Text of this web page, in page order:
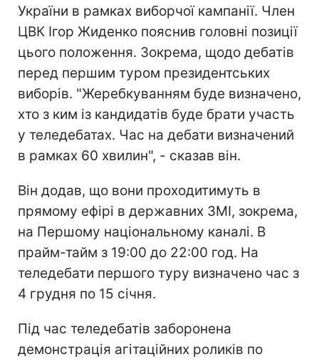
України в рамках виборчої кампанії. Член
ЦВК Ігор Жиденко пояснив головні позиції
цього положення. Зокрема, щодо дебатів
перед першим туром президентських
виборів. "Жеребкуванням буде визначено,
хто з ким із кандидатів буде брати участь
у теледебатах. Час на дебати визначений
в рамках 60 хвилин", - сказав він.
Він додав, що вони проходитимуть в
прямому ефірі в державних ЗМІ, зокрема,
на Першому національному каналі. В
прайм-тайм з 19:00 до 22:00 год. На
теледебати першого туру визначено час з
4 грудня по 15 січня.
Під час теледебатів заборонена
демонстрація агітаційних роликів по